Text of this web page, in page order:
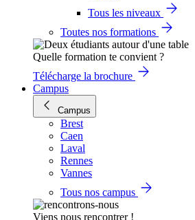
Tous les niveaux
Toutes nos formations
Quelle formation te convient ?
Télécharge la brochure
Campus
Campus
Brest
Caen
Laval
Rennes
Vannes
Tous nos campus
Viens nous rencontrer !